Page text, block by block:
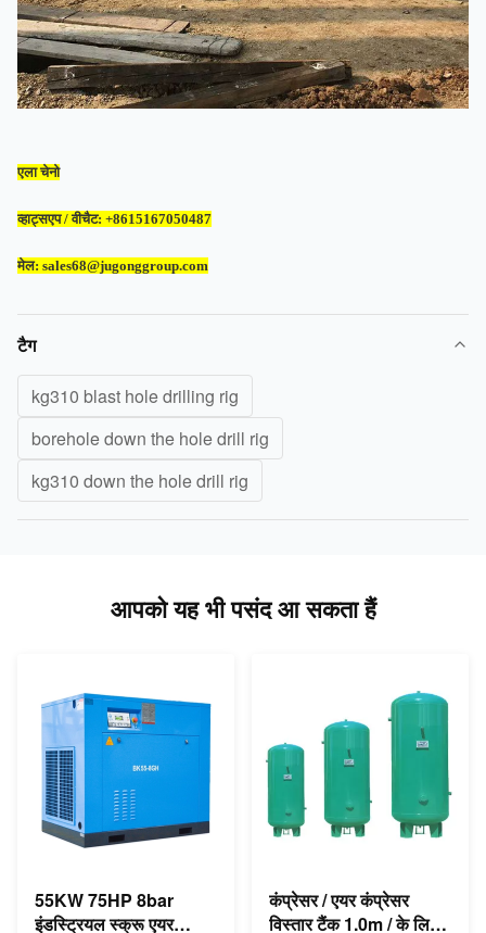
एला चेनो
व्हाट्सएप / वीचैट: +8615167050487
मेल: sales68@jugonggroup.com
टैग
kg310 blast hole drilling rig
borehole down the hole drill rig
kg310 down the hole drill rig
आपको यह भी पसंद आ सकता हैं
55KW 75HP 8bar
इंडस्ट्रियल स्क्रू एयर
कंप्रेसर / एयर कंप्रेसर
विस्तार टैंक 1.0m / के लिए